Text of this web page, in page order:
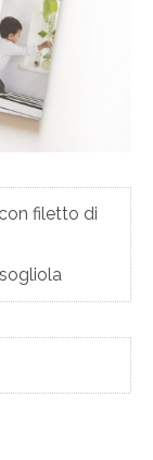
filetto di